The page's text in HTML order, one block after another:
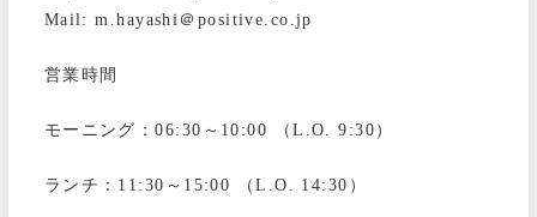
Mail: m.hayashi＠positive.co.jp
営業時間
モーニング：06:30～10:00 （L.O. 9:30）
ランチ：11:30～15:00 （L.O. 14:30）